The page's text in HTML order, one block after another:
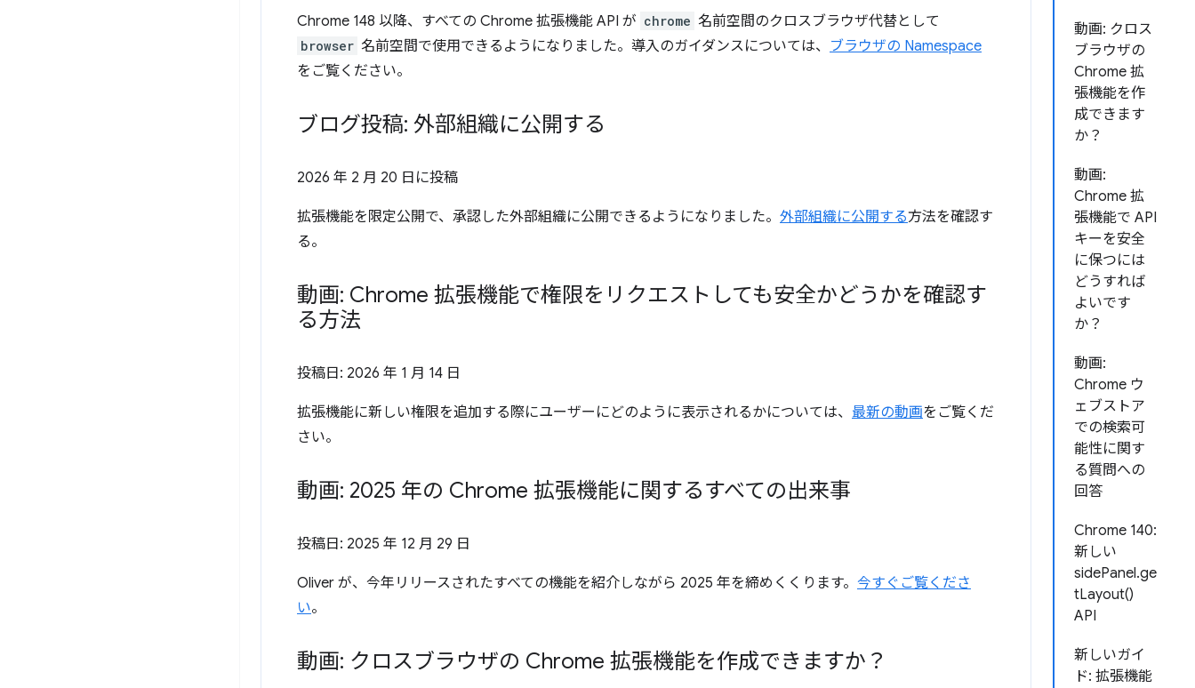
動画: クロス
ブラウザの
Chrome 拡
張機能を作
成できます
か？
動画:
Chrome 拡
張機能で API
キーを安全
に保つには
どうすれば
よいです
か？
動画:
Chrome ウ
ェブストア
での検索可
能性に関す
る質問への
回答
Chrome 140:
新しい
sidePanel.ge
tLayout()
API
新しいガイ
ド: 拡張機能
Chrome 148 以降、すべての Chrome 拡張機能 API が chrome 名前空間のクロスブラウザ代替として
browser 名前空間で使用できるようになりました。導入のガイダンスについては、 ブラウザの Namespace
をご覧ください。
ブログ投稿: 外部組織に公開する
2026 年 2 月 20 日 に投稿
拡張機能を限定公開で、承認した外部組織に公開できるようになりました。 外部組織に公開する方法を確認す
る。
動画: Chrome 拡張機能で権限をリクエストしても安全かどうかを確認す
る方法
投稿日: 2026 年 1 月 14 日
拡張機能に新しい権限を追加する際にユーザーにどのように表示されるかについては、 最新の動画をご覧くだ
さい。
動画: 2025 年の Chrome 拡張機能に関するすべての出来事
投稿日: 2025 年 12 月 29 日
Oliver が、今年リリースされたすべての機能を紹介しながら 2025 年を締めくくります。 今すぐご覧くださ
い。
動画: クロスブラウザの Chrome 拡張機能を作成できますか？